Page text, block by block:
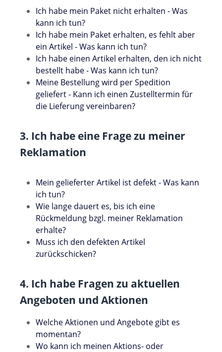
Ich habe mein Paket nicht erhalten - Was
kann ich tun?
Ich habe mein Paket erhalten, es fehlt aber
ein Artikel - Was kann ich tun?
Ich habe einen Artikel erhalten, den ich nicht
bestellt habe - Was kann ich tun?
Meine Bestellung wird per Spedition
geliefert - Kann ich einen Zustelltermin für
die Lieferung vereinbaren?
3. Ich habe eine Frage zu meiner
Reklamation
Mein gelieferter Artikel ist defekt - Was kann
ich tun?
Wie lange dauert es, bis ich eine
Rückmeldung bzgl. meiner Reklamation
erhalte?
Muss ich den defekten Artikel
zurückschicken?
4. Ich habe Fragen zu aktuellen
Angeboten und Aktionen
Welche Aktionen und Angebote gibt es
momentan?
Wo kann ich meinen Aktions- oder